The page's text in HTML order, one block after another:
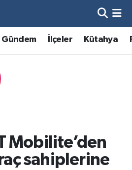
Gündem İlçeler Kütahya
Mobilite’den
sahiplerine
ve Fikstür